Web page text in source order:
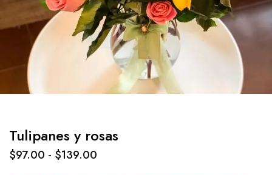
Tulipanes y rosas
$97.00 - $139.00